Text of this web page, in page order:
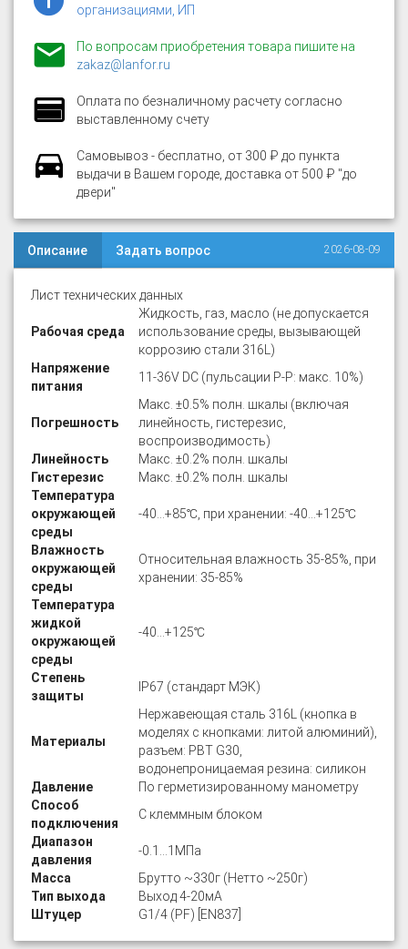
организациями, ИП
По вопросам приобретения товара пишите на
zakaz@lanfor.ru
Оплата по безналичному расчету согласно
выставленному счету
Самовывоз - бесплатно, от 300 ₽ до пункта
выдачи в Вашем городе, доставка от 500 ₽ "до
двери"
Описание Задать вопрос 2026-08-09
Лист технических данных
Рабочая среда
Жидкость, газ, масло (не допускается
использование среды, вызывающей
коррозию стали 316L)
Напряжение
питания
11-36V DC (пульсации P-P: макс. 10%)
Погрешность
Макс. ±0.5% полн. шкалы (включая
линейность, гистерезис,
воспроизводимость)
Линейность
Макс. ±0.2% полн. шкалы
Гистерезис
Макс. ±0.2% полн. шкалы
Температура
окружающей
среды
-40…+85℃, при хранении: -40…+125℃
Влажность
окружающей
среды
Относительная влажность 35-85%, при
хранении: 35-85%
Температура
жидкой
окружающей
среды
-40…+125℃
Степень
защиты
IP67 (стандарт МЭК)
Материалы
Нержавеющая сталь 316L (кнопка в
моделях с кнопками: литой алюминий),
разъем: PBT G30,
водонепроницаемая резина: силикон
Давление
По герметизированному манометру
Способ
подключения
C клеммным блоком
Диапазон
давления
-0.1…1МПа
Масса
Брутто ~330г (Нетто ~250г)
Тип выхода
Выход 4-20мА
Штуцер
G1/4 (PF) [EN837]